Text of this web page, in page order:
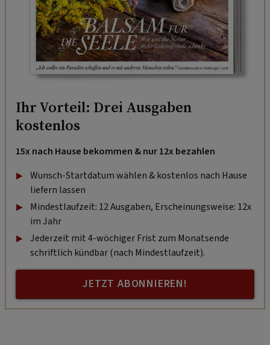
Ihr Vorteil: Drei Ausgaben
kostenlos
15x nach Hause bekommen & nur 12x bezahlen
Wunsch-Startdatum wählen & kostenlos nach Hause
liefern lassen
Mindestlaufzeit: 12 Ausgaben, Erscheinungsweise: 12x
im Jahr
Jederzeit mit 4-wöchiger Frist zum Monatsende
schriftlich kündbar (nach Mindestlaufzeit).
JETZT ABONNIEREN!